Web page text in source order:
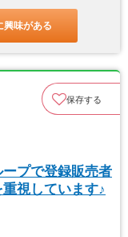
興味がある
保存する
プで登録販売者
視しています♪